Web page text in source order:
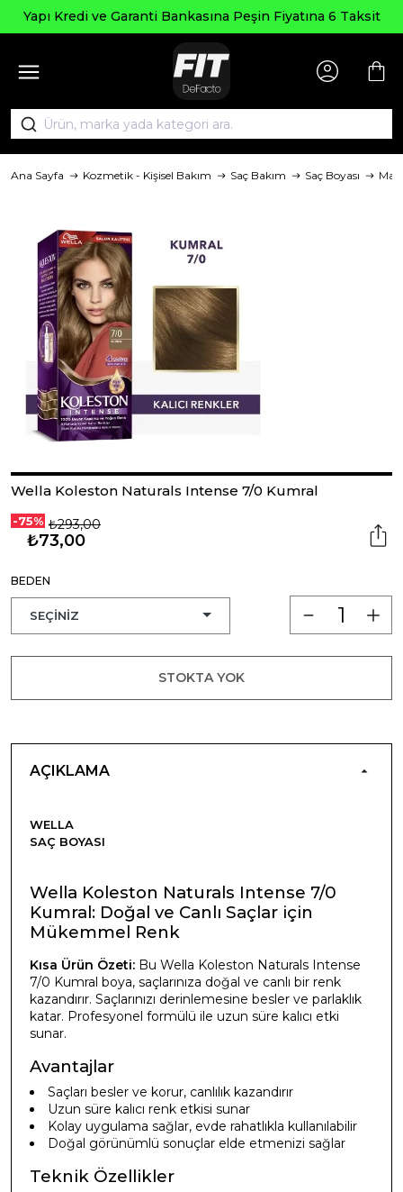
Yapı Kredi ve Garanti Bankasına Peşin Fiyatına 6 Taksit
Ana Sayfa Kozmetik - Kişisel Bakım Saç Bakım Saç Boyası
Wella Koleston Naturals Intense 7/0 Kumral
-75% ₺293,00
₺73,00
BEDEN
STOKTA YOK
AÇIKLAMA
WELLA
SAÇ BOYASI
Wella Koleston Naturals Intense 7/0
Kumral: Doğal ve Canlı Saçlar için
Mükemmel Renk
Kısa Ürün Özeti: Bu Wella Koleston Naturals Intense
7/0 Kumral boya, saçlarınıza doğal ve canlı bir renk
kazandırır. Saçlarınızı derinlemesine besler ve parlaklık
katar. Profesyonel formülü ile uzun süre kalıcı etki
sunar.
Avantajlar
Saçları besler ve korur, canlılık kazandırır
Uzun süre kalıcı renk etkisi sunar
Kolay uygulama sağlar, evde rahatlıkla kullanılabilir
Doğal görünümlü sonuçlar elde etmenizi sağlar
Teknik Özellikler